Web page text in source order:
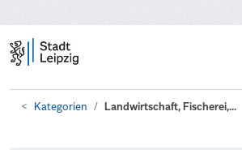
Kategorien Landwirtschaft, Fischerei,...